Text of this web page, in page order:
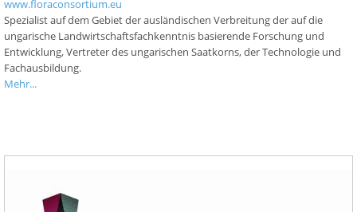
www.floraconsortium.eu
Spezialist auf dem Gebiet der ausländischen Verbreitung der auf die
ungarische Landwirtschaftsfachkenntnis basierende Forschung und
Entwicklung, Vertreter des ungarischen Saatkorns, der Technologie und
Fachausbildung.
Mehr...